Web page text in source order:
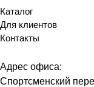
Каталог
Для клиентов
Контакты
Адрес офиса:
Спортсменский